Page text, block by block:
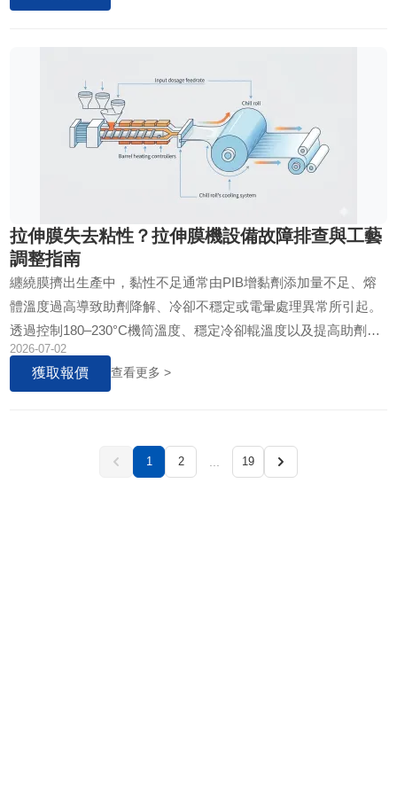
拉伸膜失去粘性？拉伸膜機設備故障排查與工藝
調整指南
纏繞膜擠出生產中，黏性不足通常由PIB增黏劑添加量不足、熔
體溫度過高導致助劑降解、冷卻不穩定或電暈處理異常所引起。
透過控制180–230°C機筒溫度、穩定冷卻輥溫度以及提高助劑分
散均勻性，可有效提升薄膜自黏性、貨物固定性能及高速收卷穩
定性。
2026-07-02
獲取報價 查看更多 >
1 2 19